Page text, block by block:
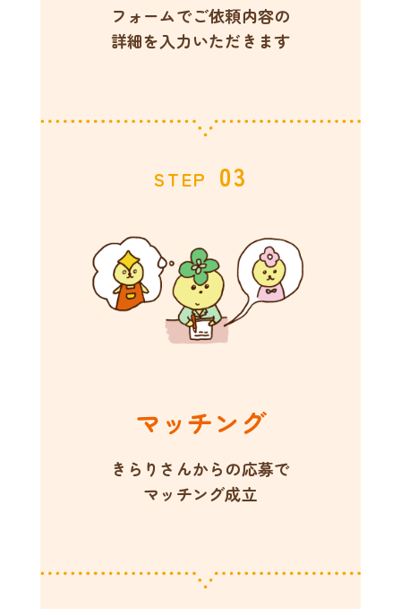
フォームでご依頼内容の
詳細を入力いただきます
STEP 03
マッチング
きらりさんからの応募で
マッチング成立